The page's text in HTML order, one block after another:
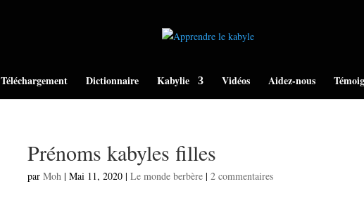
Téléchargement Dictionnaire Kabylie Vidéos Aidez-nous
Prénoms kabyles filles
par Moh| Mai 11, 2020| Le monde berbère| 2 commentaires